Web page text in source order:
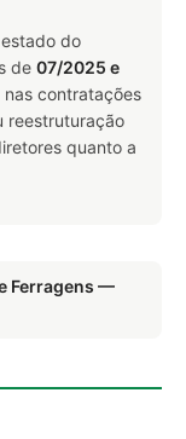
do
de 07/2025 e
nas contratações
reestruturação
quanto a
Ferragens —